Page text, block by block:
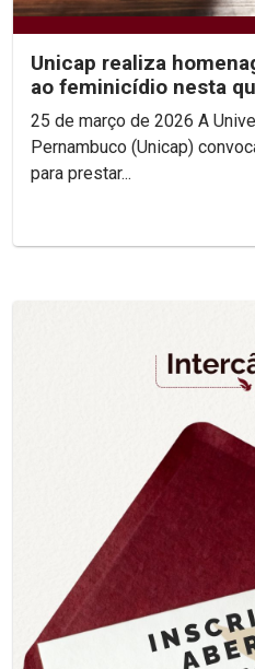
Unicap realiza
ao feminicídio nesta
25 de março de 2026 A Universidade Católica de
Pernambuco (Unicap)
para prestar...